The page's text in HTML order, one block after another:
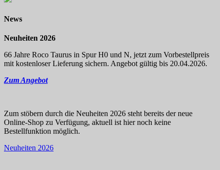
News
Neuheiten 2026
66 Jahre Roco Taurus in Spur H0 und N, jetzt zum Vorbestellpreis
mit kostenloser Lieferung sichern. Angebot gültig bis 20.04.2026.
Zum Angebot
Zum stöbern durch die Neuheiten 2026 steht bereits der neue
Online-Shop zu Verfügung, aktuell ist hier noch keine
Bestellfunktion möglich.
Neuheiten 2026